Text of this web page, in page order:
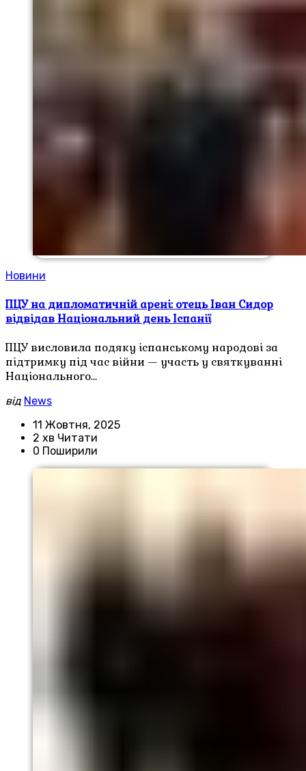
Новини
ПЦУ на дипломатичній арені: отець Іван Сидор
відвідав Національний день Іспанії
ПЦУ висловила подяку іспанському народові за
підтримку під час війни — участь у святкуванні
Національного…
від News
11 Жовтня, 2025
2 хв Читати
0 Поширили